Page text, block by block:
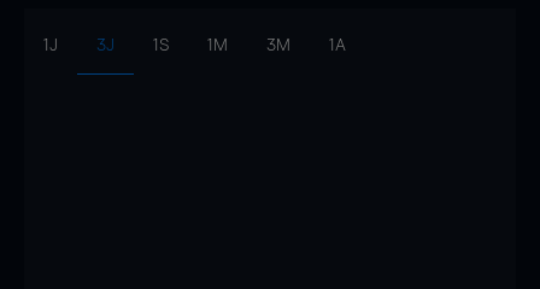
1J 3J 1S 1M 3M 1A